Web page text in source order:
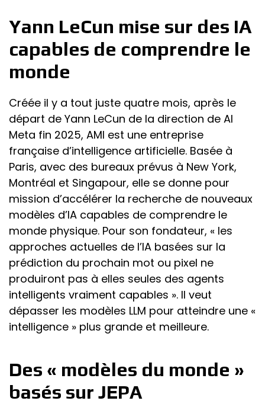
Yann LeCun mise sur des IA
capables de comprendre le
monde
Créée il y a tout juste quatre mois, après le
départ de Yann LeCun de la direction de AI
Meta fin 2025, AMI est une entreprise
française d’intelligence artificielle. Basée à
Paris, avec des bureaux prévus à New York,
Montréal et Singapour, elle se donne pour
mission d’accélérer la recherche de nouveaux
modèles d’IA capables de comprendre le
monde physique. Pour son fondateur, « les
approches actuelles de l’IA basées sur la
prédiction du prochain mot ou pixel ne
produiront pas à elles seules des agents
intelligents vraiment capables ». Il veut
dépasser les modèles LLM pour atteindre une «
intelligence » plus grande et meilleure.
Des « modèles du monde »
basés sur JEPA